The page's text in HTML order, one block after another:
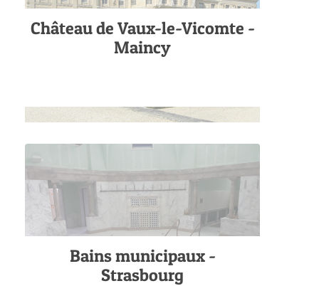
Château de Vaux-le-Vicomte -
Maincy
Bains municipaux -
Strasbourg